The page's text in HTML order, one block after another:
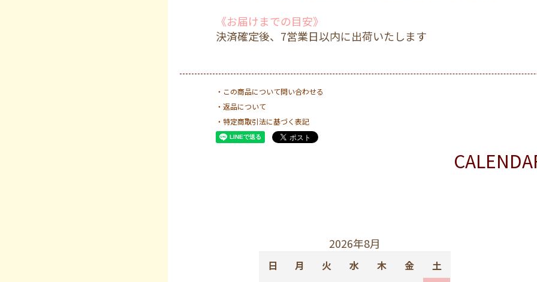
《お届けまでの目安》
決済確定後、7営業日以内に出荷いたします
・この商品について問い合わせる
・返品について
・特定商取引法に基づく表記
2026年8月
日 月 火 水 木 金
土